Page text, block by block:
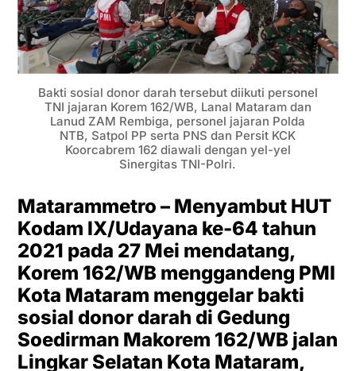
Bakti sosial donor darah tersebut diikuti personel
TNI jajaran Korem 162/WB, Lanal Mataram dan
Lanud ZAM Rembiga, personel jajaran Polda
NTB, Satpol PP serta PNS dan Persit KCK
Koorcabrem 162 diawali dengan yel-yel
Sinergitas TNI-Polri.
Matarammetro – Menyambut HUT
Kodam IX/Udayana ke-64 tahun
2021 pada 27 Mei mendatang,
Korem 162/WB menggandeng PMI
Kota Mataram menggelar bakti
sosial donor darah di Gedung
Soedirman Makorem 162/WB jalan
Lingkar Selatan Kota Mataram,